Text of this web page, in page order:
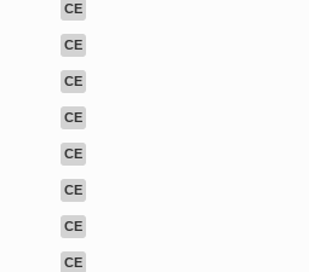
CE
CE
CE
CE
CE
CE
CE
CE